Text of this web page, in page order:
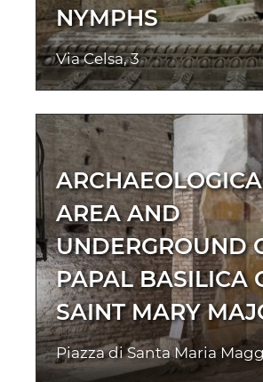
NYMPHS
Via Celsa, 3
AREA AND
UNDERGROUND
PAPAL BASILICA
SAINT MARY
Piazza di Santa Maria